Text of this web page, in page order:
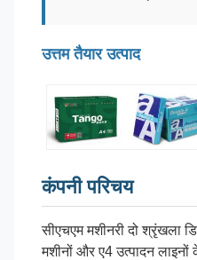
उत्तम तैयार उत्पाद
कंपनी परिचय
सीएचएम मशीनरी दो श्रृंखला
मशीनों और ए4 उत्पादन लाइनों